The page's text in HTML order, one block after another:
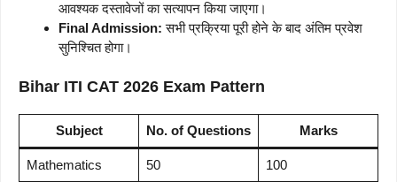
आवश्यक दस्तावेजों का सत्यापन किया जाएगा।
Final Admission: सभी प्रक्रिया पूरी होने के बाद अंतिम प्रवेश
सुनिश्चित होगा।
Bihar ITI CAT 2026 Exam Pattern
Subject No. of Questions Marks
Mathematics 50 100